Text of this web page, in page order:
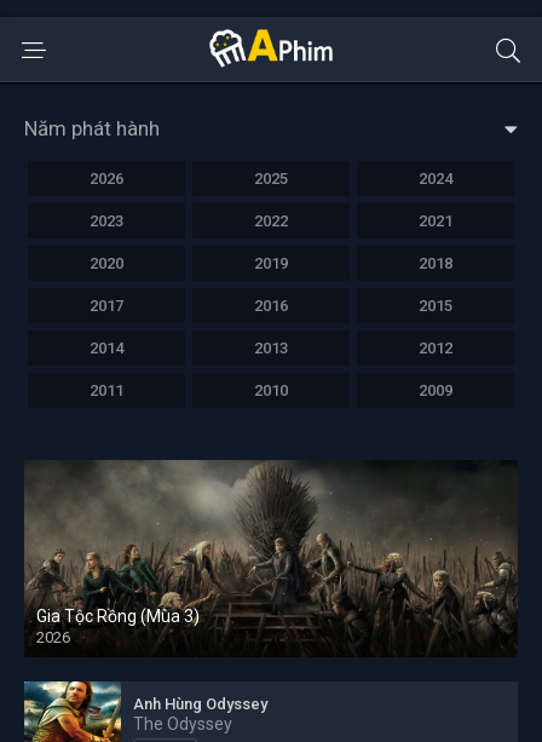
Năm phát hành
2026 2025 2024
2023 2022 2021
2020 2019 2018
2017 2016 2015
2014 2013 2012
2011 2010 2009
Gia Tộc Rồng (Mùa 3)
2026
Anh Hùng Odyssey
The Odyssey